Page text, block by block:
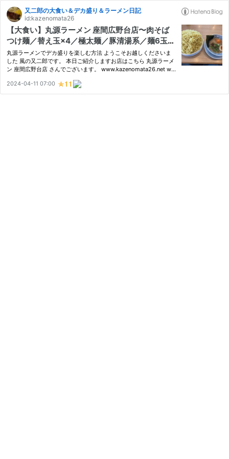
又二郎の大食い＆デカ盛り＆ラーメン日記
id:kazenomata26
【大食い】丸源ラーメン 座間広野台店〜肉そば
つけ麺／替え玉×4／極太麺／豚清湯系／麺6玉／
ファミリー歓迎／デカ盛り／物語コーポレーショ
ン〜
丸源ラーメンでデカ盛りを楽しむ方法 ようこそお越しくださいま
した 風の又二郎です。 本日ご紹介しますお店はこちら 丸源ラーメ
ン 座間広野台店 さんでございます。 www.kazenomata26.net ww
からやってみたかったことを実行に移そうということで、家族と一
緒…
2024-04-11 07:00